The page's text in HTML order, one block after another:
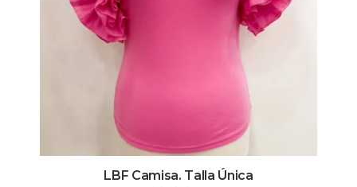
LBF Camisa. Talla Única